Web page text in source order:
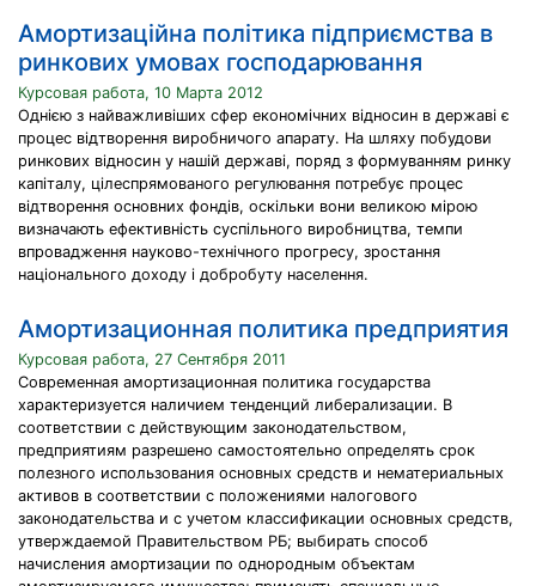
Амортизаційна політика підприємства в
ринкових умовах господарювання
Курсовая работа, 10 Марта 2012
Однією з найважливіших сфер економічних відносин в державі є
процес відтворення виробничого апарату. На шляху побудови
ринкових відносин у нашій державі, поряд з формуванням ринку
капіталу, цілеспрямованого регулювання потребує процес
відтворення основних фондів, оскільки вони великою мірою
визначають ефективність суспільного виробництва, темпи
впровадження науково-технічного прогресу, зростання
національного доходу і добробуту населення.
Амортизационная политика предприятия
Курсовая работа, 27 Сентября 2011
Современная амортизационная политика государства
характеризуется наличием тенденций либерализации. В
соответствии с действующим законодательством,
предприятиям разрешено самостоятельно определять срок
полезного использования основных средств и нематериальных
активов в соответствии с положениями налогового
законодательства и с учетом классификации основных средств,
утверждаемой Правительством РБ; выбирать способ
начисления амортизации по однородным объектам